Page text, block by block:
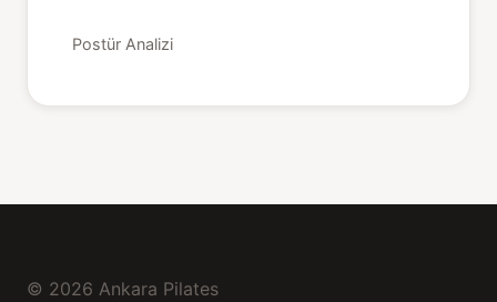
Postür Analizi
© 2026 Ankara Pilates